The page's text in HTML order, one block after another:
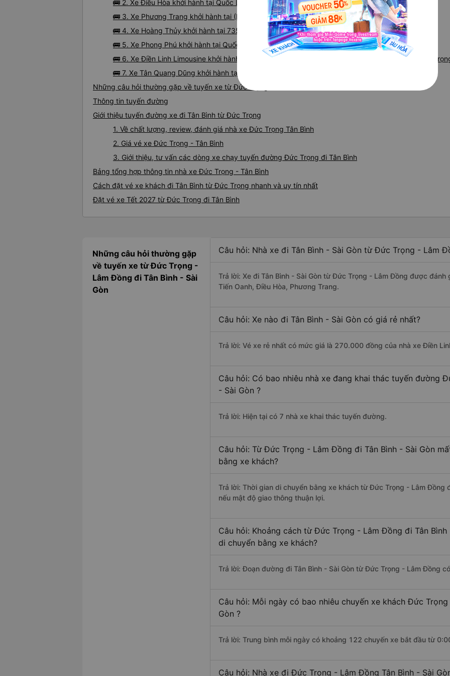
🚌 2. Xe Điều Hòa khởi hành tại Quốc Lộ 20
🚌 3. Xe Phương Trang khởi hành tại (Bến xe Đà Lạt)
🚌 4. Xe Hoàng Thủy khởi hành tại 735 QL20, Liên Nghĩa, Đức Trọng, Lâm Đồng
🚌 5. Xe Phong Phú khởi hành tại Quốc Lộ 20
🚌 6. Xe Điền Linh Limousine khởi hành tại PV Đức Trọng, cổng BX Đức Trọng, 725 QL20 (VP Đức
🚌 7. Xe Tân Quang Dũng khởi hành tại Ngã Ba Phi Nôm
Những câu hỏi thường gặp về tuyến xe từ Đức Trọng đi Tân Bình
Thông tin tuyến đường
Giới thiệu tuyến đường xe đi Tân Bình từ Đức Trọng
1. Về chất lượng, review, đánh giá nhà xe Đức Trọng Tân Bình
2. Giá vé xe Đức Trọng - Tân Bình
3. Giới thiệu, tư vấn các dòng xe chạy tuyến đường Đức Trọng đi Tân Bình
Bảng tổng hợp thông tin nhà xe Đức Trọng - Tân Bình
Cách đặt vé xe khách đi Tân Bình từ Đức Trọng nhanh và uy tín nhất
Đặt vé xe Tết 2027 từ Đức Trọng đi Tân Bình
Những câu hỏi thường gặp
về tuyến xe từ Đức Trọng -
Lâm Đồng đi Tân Bình - Sài
Gòn
Câu hỏi: Nhà xe đi Tân Bình - Sài Gòn từ Đức Trọng - Lâm
Trả lời: Xe đi Tân Bình - Sài Gòn từ Đức Trọng - Lâm Đồng được
Tiến Oanh, Điều Hòa, Phương Trang.
Câu hỏi: Xe nào đi Tân Bình - Sài Gòn có giá rẻ nhất?
Trả lời: Vé xe rẻ nhất có mức giá là 270.000 đồng của nhà xe Điền
Câu hỏi: Có bao nhiêu nhà xe đang khai thác tuyến đường
- Sài Gòn ?
Trả lời: Hiện tại có 7 nhà xe khai thác tuyến đường.
Câu hỏi: Từ Đức Trọng - Lâm Đồng đi Tân Bình - Sài Gòn
bằng xe khách?
Trả lời: Thời gian di chuyển bằng xe khách từ Đức Trọng - Lâm Đồng
nếu mật độ giao thông thuận lợi.
Câu hỏi: Khoảng cách từ Đức Trọng - Lâm Đồng đi Tân
di chuyển bằng xe khách?
Trả lời: Đoạn đường đi Tân Bình - Sài Gòn từ Đức Trọng - Lâm Đồng
Câu hỏi: Mỗi ngày có bao nhiêu chuyến xe khách Đức
Gòn ?
Trả lời: Trung bình mỗi ngày có khoảng 122 chuyến xe bắt đầu từ
Câu hỏi: Nhà xe đi Đức Trọng - Lâm Đồng Tân Bình - Sài